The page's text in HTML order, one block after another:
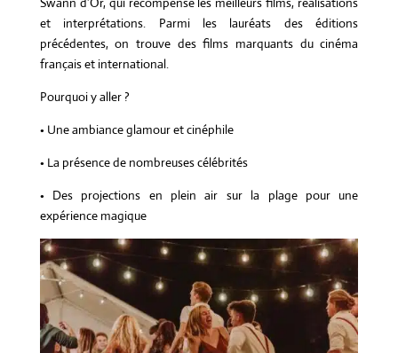
et interprétations. Parmi les lauréats des éditions
précédentes, on trouve des films marquants du cinéma
français et international.
Pourquoi y aller ?
• Une ambiance glamour et cinéphile
• La présence de nombreuses célébrités
• Des projections en plein air sur la plage pour une
expérience magique